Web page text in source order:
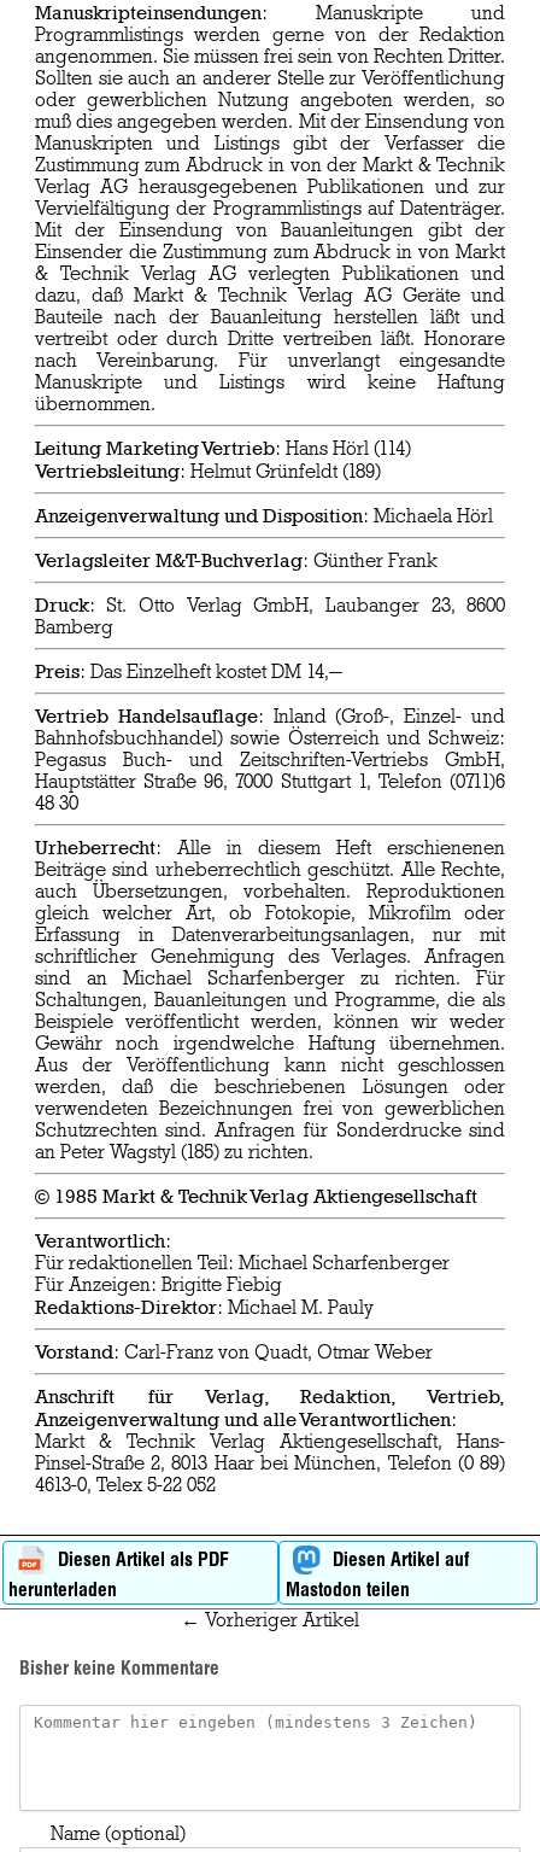
Manuskripteinsendungen: Manuskripte und
Programmlistings werden gerne von der Redaktion
angenommen. Sie müssen frei sein von Rechten Dritter.
Sollten sie auch an anderer Stelle zur Veröffentlichung
oder gewerblichen Nutzung angeboten werden, so
muß dies angegeben werden. Mit der Einsendung von
Manuskripten und Listings gibt der Verfasser die
Zustimmung zum Abdruck in von der Markt & Technik
Verlag AG herausgegebenen Publikationen und zur
Vervielfältigung der Programmlistings auf Datenträger.
Mit der Einsendung von Bauanleitungen gibt der
Einsender die Zustimmung zum Abdruck in von Markt
& Technik Verlag AG verlegten Publikationen und
dazu, daß Markt & Technik Verlag AG Geräte und
Bauteile nach der Bauanleitung herstellen läßt und
vertreibt oder durch Dritte vertreiben läßt. Honorare
nach Vereinbarung. Für unverlangt eingesandte
Manuskripte und Listings wird keine Haftung
übernommen.
Leitung Marketing Vertrieb: Hans Hörl (114)
Vertriebsleitung: Helmut Grünfeldt (189)
Anzeigenverwaltung und Disposition: Michaela Hörl
Verlagsleiter M&T-Buchverlag: Günther Frank
Druck: St. Otto Verlag GmbH, Laubanger 23, 8600
Bamberg
Preis: Das Einzelheft kostet DM 14,—
Vertrieb Handelsauflage: Inland (Groß-, Einzel- und
Bahnhofsbuchhandel) sowie Österreich und Schweiz:
Pegasus Buch- und Zeitschriften-Vertriebs GmbH,
Hauptstätter Straße 96, 7000 Stuttgart 1, Telefon (0711)6
48 30
Urheberrecht: Alle in diesem Heft erschienenen
Beiträge sind urheberrechtlich geschützt. Alle Rechte,
auch Übersetzungen, vorbehalten. Reproduktionen
gleich welcher Art, ob Fotokopie, Mikrofilm oder
Erfassung in Datenverarbeitungsanlagen, nur mit
schriftlicher Genehmigung des Verlages. Anfragen
sind an Michael Scharfenberger zu richten. Für
Schaltungen, Bauanleitungen und Programme, die als
Beispiele veröffentlicht werden, können wir weder
Gewähr noch irgendwelche Haftung übernehmen.
Aus der Veröffentlichung kann nicht geschlossen
werden, daß die beschriebenen Lösungen oder
verwendeten Bezeichnungen frei von gewerblichen
Schutzrechten sind. Anfragen für Sonderdrucke sind
an Peter Wagstyl (185) zu richten.
© 1985 Markt & Technik Verlag Aktiengesellschaft
Verantwortlich:
Für redaktionellen Teil: Michael Scharfenberger
Für Anzeigen: Brigitte Fiebig
Redaktions-Direktor: Michael M. Pauly
Vorstand: Carl-Franz von Quadt, Otmar Weber
Anschrift für Verlag, Redaktion, Vertrieb,
Anzeigenverwaltung und alle Verantwortlichen:
Markt & Technik Verlag Aktiengesellschaft, Hans-
Pinsel-Straße 2, 8013 Haar bei München, Telefon (0 89)
4613-0, Telex 5-22 052
Diesen Artikel als PDF
herunterladen
Diesen Artikel auf
Mastodon teilen
← Vorheriger Artikel
Bisher keine Kommentare
Name (optional)